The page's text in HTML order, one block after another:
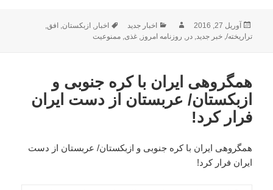
ارسال
شده
آوریل 27, 2016 نویسندهدسته‌ها
اخبار جدید برچسب‌ها
اخبار ,ازبکستان ,افق
تراریخته/ ,خبر جدید ,در روزنامه امروز ,غذی ,ممنوعیت
همگروهی ایران با کره جنوبی و
ازبکستان/ عربستان از دست ایران
فرار کرد!
همگروهی ایران با کره جنوبی و ازبکستان/ عربستان از دست
ایران فرار کرد!